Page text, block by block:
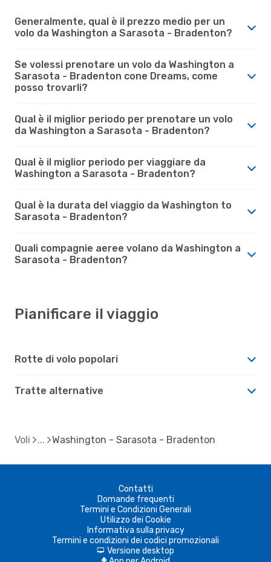
Generalmente, qual è il prezzo medio per un
volo da Washington a Sarasota - Bradenton?
Se volessi prenotare un volo da Washington a
Sarasota - Bradenton cone Dreams, come
posso trovarli?
Qual è il miglior periodo per prenotare un volo
da Washington a Sarasota - Bradenton?
Qual è il miglior periodo per viaggiare da
Washington a Sarasota - Bradenton?
Qual è la durata del viaggio da Washington to
Sarasota - Bradenton?
Quali compagnie aeree volano da Washington a
Sarasota - Bradenton?
Pianificare il viaggio
Rotte di volo popolari
Tratte alternative
Voli Washington - Sarasota - Bradenton
Contatti
Domande frequenti
Termini e Condizioni Generali
Utilizzo dei Cookie
Informativa sulla privacy
Termini e condizioni dei codici promozionali
d Versione desktop